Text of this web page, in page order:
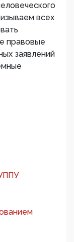
всех
правовые
заявлений